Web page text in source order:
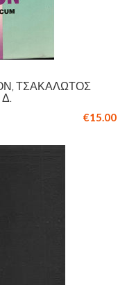
ΤΣΑΚΑΛΏΤΟΣ
€15.00